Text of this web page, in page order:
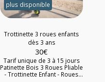
plus disponible
Trottinette 3 roues enfants
dès 3 ans
30€
Tarif unique de 3 à 15 jours
Patinette Bois 3 Roues Pliable
- Trottinette Enfant - Roues